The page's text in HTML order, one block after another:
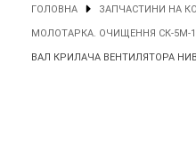
ГОЛОВНА ЗАПЧАСТИНИ НА
МОЛОТАРКА. ОЧИЩЕННЯ СК-5М-
ВАЛ КРИЛАЧА ВЕНТИЛЯТОРА